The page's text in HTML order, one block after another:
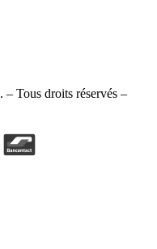
. – Tous droits réservés –